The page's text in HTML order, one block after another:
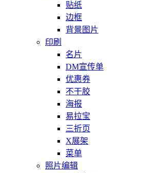
贴纸
边框
背景图片
印刷
名片
DM宣传单
优惠券
不干胶
海报
易拉宝
三折页
X展架
菜单
照片编辑